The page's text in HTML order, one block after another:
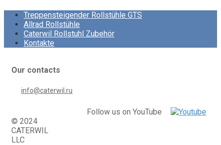
Treppensteigender Rollstühle GTS
Allrad Rollstühle
Caterwil Rollstuhl Zubehör
Kontakte
Our contacts
info@caterwil.ru
Follow us on YouTube
© 2024
CATERWIL
LLC